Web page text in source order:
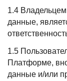
1.4
данные,
1.5
Платформе,
данные и/или